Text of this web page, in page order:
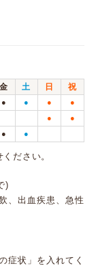
金 土 日
祝
● ● ● ●
● ●
● ●
ださい。
)
、出血疾患、急性
症状」を入れてく